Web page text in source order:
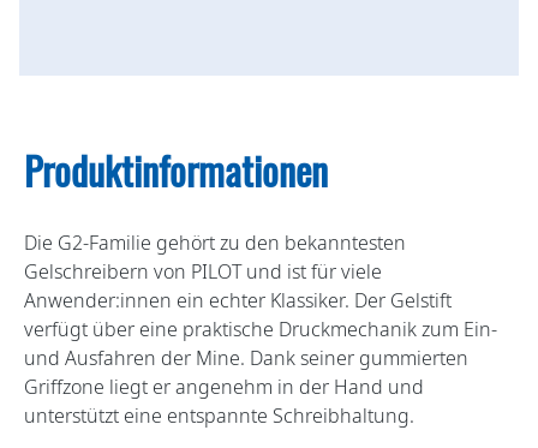
Produktinformationen
Die G2-Familie gehört zu den bekanntesten
Gelschreibern von PILOT und ist für viele
Anwender:innen ein echter Klassiker. Der Gelstift
verfügt über eine praktische Druckmechanik zum Ein-
und Ausfahren der Mine. Dank seiner gummierten
Griffzone liegt er angenehm in der Hand und
unterstützt eine entspannte Schreibhaltung.